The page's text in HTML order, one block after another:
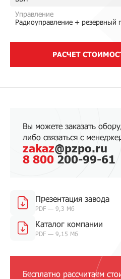
Управление
Радиоуправление + резервный
РАСЧЕТ
Вы можете заказать
либо связаться с
zakaz@pzpo.ru
8 800 200-99-61
Презентация завода
PDF — 9,3 Мб
Каталог компании
PDF — 9,15 Мб
Бесплатно рассчитаем